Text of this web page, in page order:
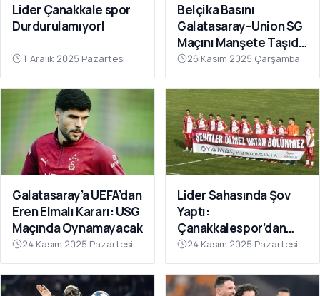
Lider Çanakkale spor
Durdurulamıyor!
1 Aralık 2025 Pazartesi
Belçika Basını
Galatasaray–Union SG
Maçını Manşete Taşıdı:
“50 Bin Türk’ü
Susturdular”
26 Kasım 2025 Çarşamba
Galatasaray’a UEFA’dan
Eren Elmalı Kararı: USG
Maçında Oynamayacak
24 Kasım 2025 Pazartesi
Lider Sahasında Şov
Yaptı:
Çanakkalespor’dan
Farklı Galibiyet
24 Kasım 2025 Pazartesi